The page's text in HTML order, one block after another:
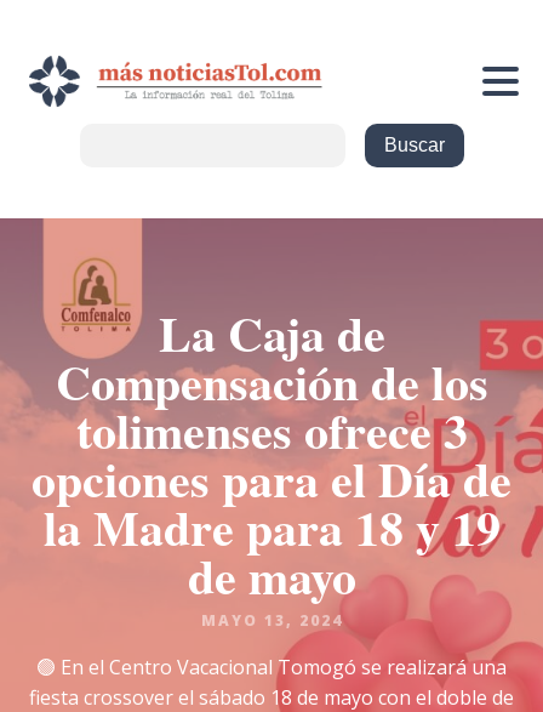
La Caja de
Compensación de los
tolimenses ofrece 3
opciones para el Día de
la Madre para 18 y 19
de mayo
MAYO 13, 2024
🟢 En el Centro Vacacional Tomogó se realizará una
fiesta crossover el sábado 18 de mayo con el doble de